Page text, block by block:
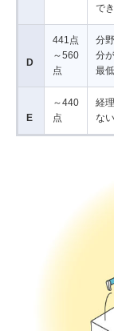
で
D
441点
～560
点
分
分
最
E
～440
点
経
な